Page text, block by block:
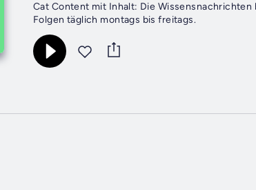
Cat Content mit Inhalt: Die
Folgen täglich montags bis freitags.